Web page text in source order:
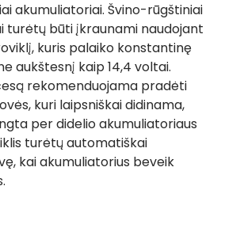
akumuliatoriai. Švino-rūgštiniai
turėtų būti įkraunami naudojant
kuris palaiko konstantinę
aukštesnį kaip 14,4 voltai.
rekomenduojama pradėti
kuri laipsniškai didinama,
per didelio akumuliatoriaus
turėtų automatiškai
kai akumuliatorius beveik